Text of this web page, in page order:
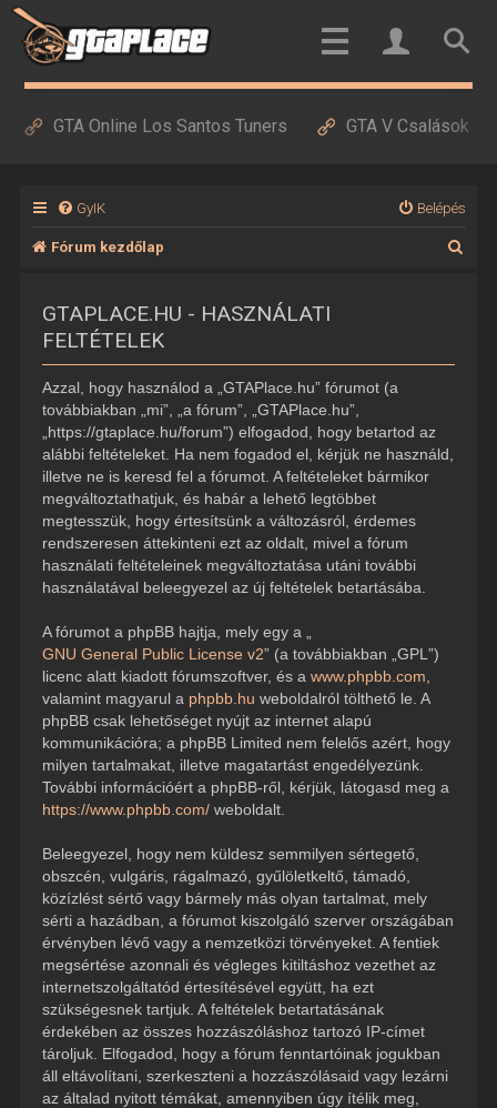
GTA Online Los Santos Tuners GTA V Csalások
GyIK Belépés
Fórum kezdőlap
GTAPLACE.HU - HASZNÁLATI
FELTÉTELEK
Azzal, hogy használod a „GTAPlace.hu” fórumot (a
továbbiakban „mi”, „a fórum”, „GTAPlace.hu”,
„https://gtaplace.hu/forum”) elfogadod, hogy betartod az
alábbi feltételeket. Ha nem fogadod el, kérjük ne használd,
illetve ne is keresd fel a fórumot. A feltételeket bármikor
megváltoztathatjuk, és habár a lehető legtöbbet
megtesszük, hogy értesítsünk a változásról, érdemes
rendszeresen áttekinteni ezt az oldalt, mivel a fórum
használati feltételeinek megváltoztatása utáni további
használatával beleegyezel az új feltételek betartásába.
A fórumot a phpBB hajtja, mely egy a „
GNU General Public License v2” (a továbbiakban „GPL”)
licenc alatt kiadott fórumszoftver, és a www.phpbb.com
valamint magyarul a phpbb.hu weboldalról tölthető le. A
phpBB csak lehetőséget nyújt az internet alapú
kommunikációra; a phpBB Limited nem felelős azért, hogy
milyen tartalmakat, illetve magatartást engedélyezünk.
További információért a phpBB-ről, kérjük, látogasd meg a
https://www.phpbb.com/weboldalt.
Beleegyezel, hogy nem küldesz semmilyen sértegető,
obszcén, vulgáris, rágalmazó, gyűlöletkeltő, támadó,
közízlést sértő vagy bármely más olyan tartalmat, mely
sérti a hazádban, a fórumot kiszolgáló szerver országában
érvényben lévő vagy a nemzetközi törvényeket. A fentiek
megsértése azonnali és végleges kitiltáshoz vezethet az
internetszolgáltatód értesítésével együtt, ha ezt
szükségesnek tartjuk. A feltételek betartatásának
érdekében az összes hozzászóláshoz tartozó IP-címet
tároljuk. Elfogadod, hogy a fórum fenntartóinak jogukban
áll eltávolítani, szerkeszteni a hozzászólásaid vagy lezárni
az általad nyitott témákat, amennyiben úgy ítélik meg,